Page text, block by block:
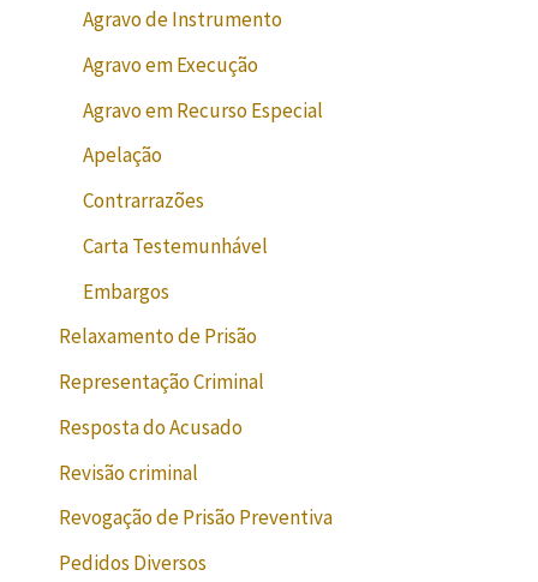
Agravo de Instrumento
Agravo em Execução
Agravo em Recurso Especial
Apelação
Contrarrazões
Carta Testemunhável
Embargos
Relaxamento de Prisão
Representação Criminal
Resposta do Acusado
Revisão criminal
Revogação de Prisão Preventiva
Pedidos Diversos